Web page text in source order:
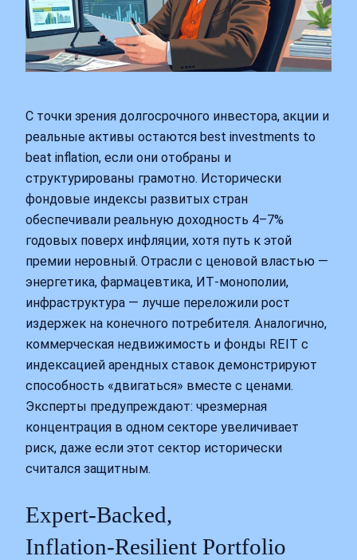
С точки зрения долгосрочного инвестора, акции и
реальные активы остаются best investments to
beat inflation, если они отобраны и
структурированы грамотно. Исторически
фондовые индексы развитых стран
обеспечивали реальную доходность 4–7%
годовых поверх инфляции, хотя путь к этой
премии неровный. Отрасли с ценовой властью —
энергетика, фармацевтика, ИТ‑монополии,
инфраструктура — лучше переложили рост
издержек на конечного потребителя. Аналогично,
коммерческая недвижимость и фонды REIT с
индексацией арендных ставок демонстрируют
способность «двигаться» вместе с ценами.
Эксперты предупреждают: чрезмерная
концентрация в одном секторе увеличивает
риск, даже если этот сектор исторически
считался защитным.
Expert‑Backed,
Inflation‑Resilient Portfolio